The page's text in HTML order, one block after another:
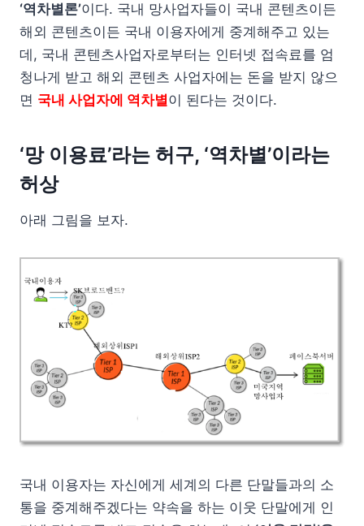
‘역차별론’이다. 국내 망사업자들이 국내 콘텐츠이든
해외 콘텐츠이든 국내 이용자에게 중계해주고 있는
데, 국내 콘텐츠사업자로부터는 인터넷 접속료를 엄
청나게 받고 해외 콘텐츠 사업자에는 돈을 받지 않으
면 국내 사업자에 역차별이 된다는 것이다.
‘망 이용료’라는 허구, ‘역차별’이라는
허상
아래 그림을 보자.
국내 이용자는 자신에게 세계의 다른 단말들과의 소
통을 중계해주겠다는 약속을 하는 이웃 단말에게 인